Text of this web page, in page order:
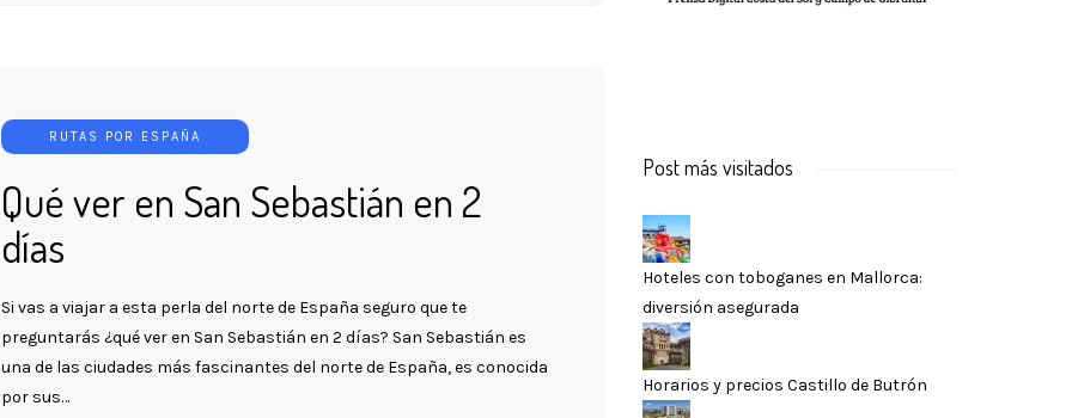
RUTAS POR ESPAÑA
Qué ver en San Sebastián en 2
días
Si vas a viajar a esta perla del norte de España seguro que te
preguntarás ¿qué ver en San Sebastián en 2 días? San Sebastián es
una de las ciudades más fascinantes del norte de España, es conocida
por sus…
Post más visitados
Hoteles con toboganes en Mallorca:
diversión asegurada
Horarios y precios Castillo de Butrón